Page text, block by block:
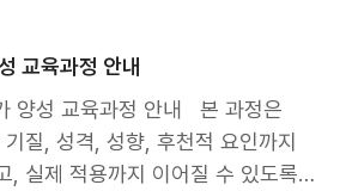
교육과정 안내
양성 교육과정 안내 본 과정은
질, 성격, 성향, 후천적 요인까지
, 실제 적용까지 이어질 수 있도록